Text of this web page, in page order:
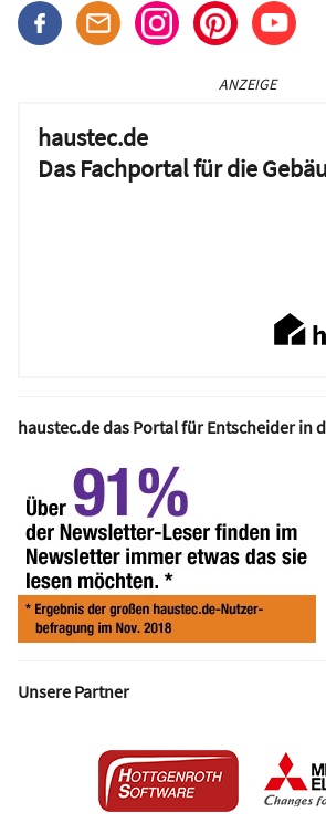
ANZEIGE
haustec.de
Das Fachportal für die
haustec.de das Portal für Entscheider in
Unsere Partner